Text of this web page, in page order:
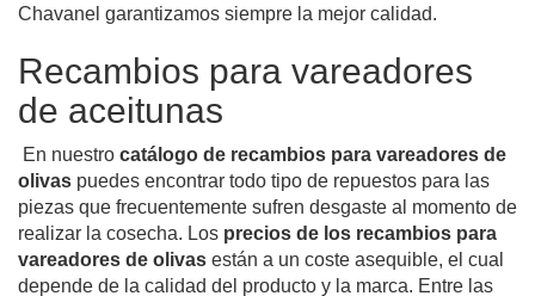
Chavanel garantizamos siempre la mejor calidad.
Recambios para vareadores
de aceitunas
En nuestro catálogo de recambios para vareadores de
olivas puedes encontrar todo tipo de repuestos para las
piezas que frecuentemente sufren desgaste al momento de
realizar la cosecha. Los precios de los recambios para
vareadores de olivas están a un coste asequible, el cual
depende de la calidad del producto y la marca. Entre las